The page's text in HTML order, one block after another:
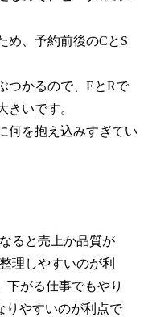
め、予約前後のCとS
つかるので、EとRで
きいです。
何を抱え込みすぎてい
ると売上か品質が
理しやすいのが利
下がる仕事でもやり
りやすいのが利点で